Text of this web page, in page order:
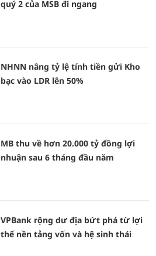
quý 2 của MSB đi ngang
NHNN nâng tỷ lệ tính tiền gửi Kho
bạc vào LDR lên 50%
MB thu về hơn 20.000 tỷ đồng lợi
nhuận sau 6 tháng đầu năm
VPBank rộng dư địa bứt phá từ lợi
thế nền tảng vốn và hệ sinh thái